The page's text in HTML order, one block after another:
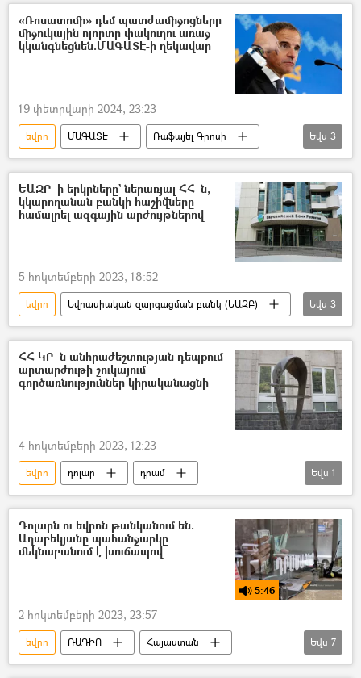
Ուկրաինա
«Ռոսատոմի» դեմ պատժամիջոցները
միջուկային ոլորտը փակուղու առաջ
կկանգնեցնեն.ՄԱԳԱՏԷ-ի ղեկավար
19 փետրվարի 2024, 23:23
եվրո ՄԱԳԱՏԷ
Ռաֆայել Գրոսի
Ատոմային էներգետիկա
Ռուսաստան
Եվրոպա
Եվս 3
ԵԱԶԲ–ի երկրները` ներառյալ ՀՀ–ն,
կկարողանան բանկի հաշիվները
համալրել ազգային արժույթներով
5 հոկտեմբերի 2023, 18:52
եվրո
Եվրասիական զարգացման բանկ (ԵԱԶԲ)
Հայաստան
դրամ դոլար
Եվս 3
ՀՀ ԿԲ–ն անհրաժեշտության դեպքում
արտարժութի շուկայում
գործառնություններ կիրականացնի
4 հոկտեմբերի 2023, 12:23
եվրո դոլար
դրամ
Արտարժույթ
Կենտրոնական բանկ (ԿԲ)
Եվս 1
Դոլարն ու եվրոն թանկանում են.
Աղաբեկյանը պահանջարկը
մեկնաբանում է խուճապով
5:46
2 հոկտեմբերի 2023, 23:57
եվրո ՌԱԴԻՈ
Հայաստան
Բանկ
դոլար
Արտարժույթ
Եվս 7